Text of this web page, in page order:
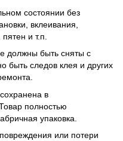
состоянии без
вклеивания,
и т.п.
должны быть сняты с
быть следов клея и других
в
полностью
упаковка.
или потери